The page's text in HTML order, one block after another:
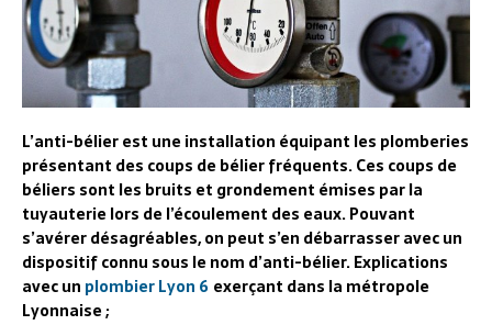
L’anti-bélier est une installation équipant les plomberies
présentant des coups de bélier fréquents. Ces coups de
béliers sont les bruits et grondement émises par la
tuyauterie lors de l’écoulement des eaux. Pouvant
s’avérer désagréables, on peut s’en débarrasser avec un
dispositif connu sous le nom d’anti-bélier. Explications
avec un plombier Lyon 6 exerçant dans la métropole
Lyonnaise ;